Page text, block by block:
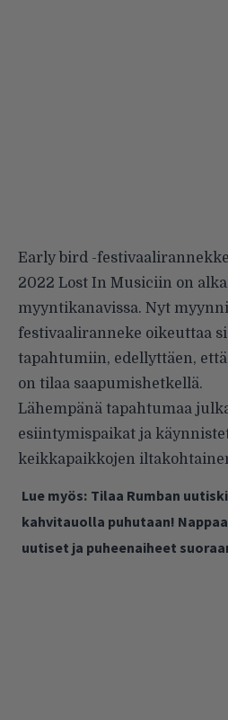
Early bird -
2022 Lost In Musiciin on
myyntikanavissa. Nyt
festivaaliranneke oikeuttaa
tapahtumiin, edellyttäen,
on tilaa saapumishetkellä.
Lähempänä tapahtumaa
esiintymispaikat ja
keikkapaikkojen
Lue myös: Tilaa Rumban
kahvitauolla puhutaan!
uutiset ja puheenaiheet